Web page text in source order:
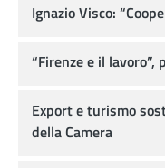
Ignazio Visco:
“Firenze e il
Export e turismo
della Camera